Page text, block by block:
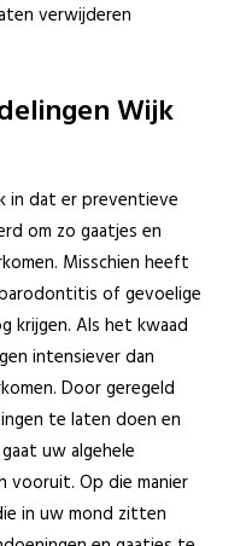
verwijderen
Wijk
in dat er preventieve
om zo gaatjes en
Misschien heeft
of gevoelige
krijgen. Als het kwaad
intensiever dan
Door geregeld
te laten doen en
uw algehele
vooruit. Op die manier
in uw mond zitten